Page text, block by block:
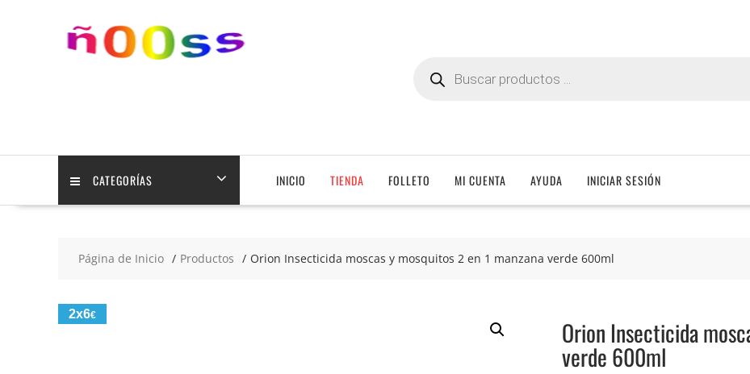
productos
CATEGORÍAS INICIO TIENDA FOLLETO MI CUENTA AYUDA INICIAR SESIÓN
Página de Inicio Productos Orion Insecticida moscas y mosquitos 2 en 1 manzana verde 600ml
2x6€
Orion Insecticida
verde 600ml